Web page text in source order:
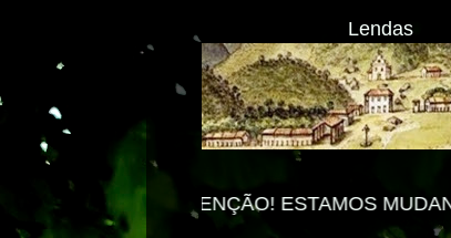
Lendas
ESTAMOS MUDANDO PARA O NOVO